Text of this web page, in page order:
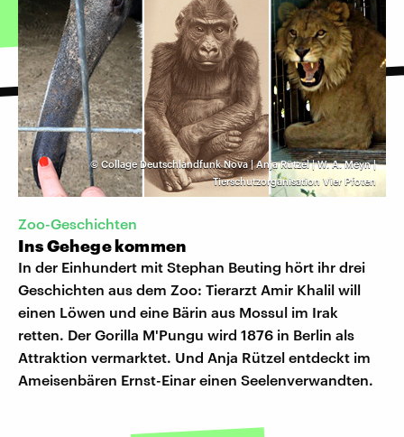
©Collage Deutschlandfunk Nova | Anja Rützel | W. A. Meyn |
Tierschutzorganisation Vier Pfoten
Zoo-Geschichten
Ins Gehege kommen
In der Einhundert mit Stephan Beuting hört ihr drei
Geschichten aus dem Zoo: Tierarzt Amir Khalil will
einen Löwen und eine Bärin aus Mossul im Irak
retten. Der Gorilla M'Pungu wird 1876 in Berlin als
Attraktion vermarktet. Und Anja Rützel entdeckt im
Ameisenbären Ernst-Einar einen Seelenverwandten.